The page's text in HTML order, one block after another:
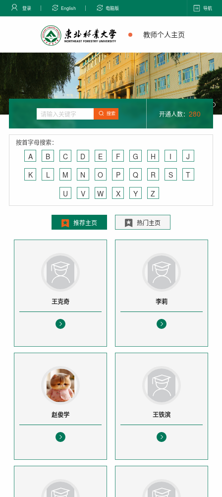
登录 English 电脑版 导航
教师个人主页
搜索 开通人数： 280
按首字母搜索：
A B C D E F G H I
J
K
L M N O P Q R S
T
U
V W X Y Z
推荐主页 热门主页
王克奇 李莉
赵俊学 王铁滨